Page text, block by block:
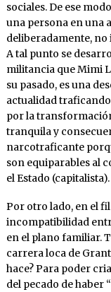
sociales. De ese
una persona en una
deliberadamente, no
A tal punto se
militancia que Mimi
su pasado, es una
actualidad
por la
tranquila y
narcotraficante
son equiparables al
el Estado (capitalista).
Por otro lado, en el
incompatibilidad
en el plano familiar.
carrera loca de
hace? Para poder
del pecado de haber